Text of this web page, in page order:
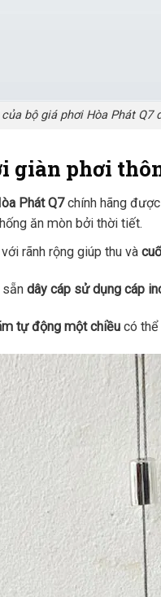
bộ giá phơi Hòa Phát
giàn phơi
Phát Q7chính hãng
ăn mòn bởi thời tiết.
rãnh rộng giúp thu và
sẵn dây cáp sử dụng cáp
tự động một chiều có